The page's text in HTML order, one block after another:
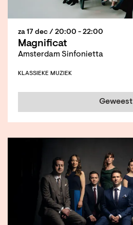
Magnificat
Amsterdam Sinfonietta
za 17 dec / 20:00 - 22:00
KLASSIEKE MUZIEK
Geweest